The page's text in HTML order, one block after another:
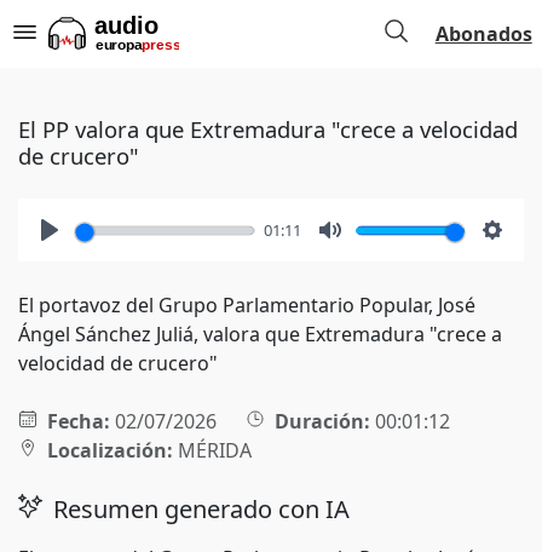
Abonados
El PP valora que Extremadura "crece a velocidad
de crucero"
01:11
El portavoz del Grupo Parlamentario Popular, José
Ángel Sánchez Juliá, valora que Extremadura "crece a
velocidad de crucero"
Fecha: 02/07/2026 Duración: 00:01:12
Localización: MÉRIDA
Resumen generado con IA